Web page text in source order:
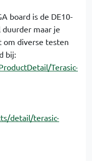
board is de DE10-
duurder maar je
om diverse testen
bij:
Terasic-
detail/terasic-